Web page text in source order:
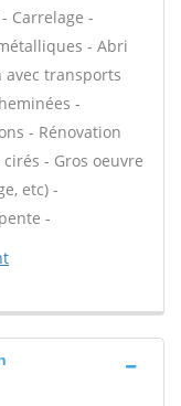
Carrelage -
- Abri
avec transports
-
- Rénovation
- Gros oeuvre
etc) -
-